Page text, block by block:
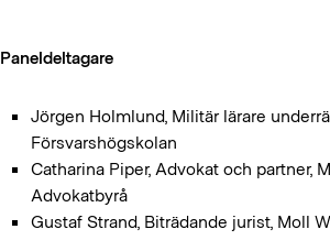
Paneldeltagare
Jörgen Holmlund, Militär lärare
Försvarshögskolan
Catharina Piper, Advokat och partner,
Advokatbyrå
Gustaf Strand, Biträdande jurist, Moll